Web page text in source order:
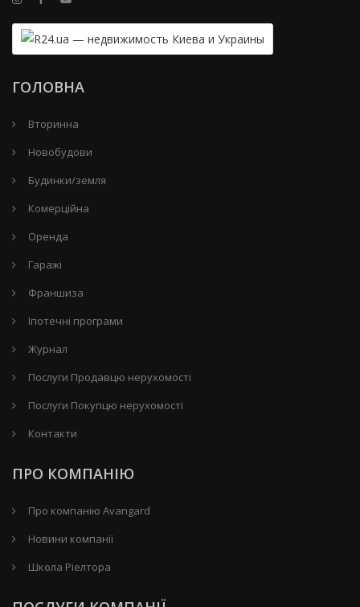
ГОЛОВНА
Вторинна
Новобудови
Будинки/земля
Комерційна
Оренда
Гаражі
Франшиза
Іпотечні програми
Журнал
Послуги Продавцю нерухомості
Послуги Покупцю нерухомості
Контакти
ПРО КОМПАНІЮ
Про компанію Avangard
Новини компанії
Школа Ріелтора